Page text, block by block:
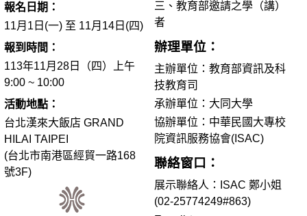
報名日期：
11月1日(一) 至 11月14日(四)
報到時間：
113年11月28日（四）上午
9:00 ~ 10:00
活動地點：
台北漢來大飯店 GRAND
HILAI TAIPEI
(台北市南港區經貿一路168
號3F)
三、教育部邀請之學（講）
者
辦理單位：
主辦單位：教育部資訊及科
技教育司
承辦單位：大同大學
協辦單位：中華民國大專校
院資訊服務協會(ISAC)
聯絡窗口：
展示聯絡人：ISAC 鄭小姐
(02-25774249#863)